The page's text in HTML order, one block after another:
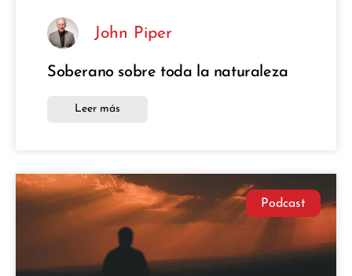
John Piper
Soberano sobre toda la naturaleza
Leer más
Podcast